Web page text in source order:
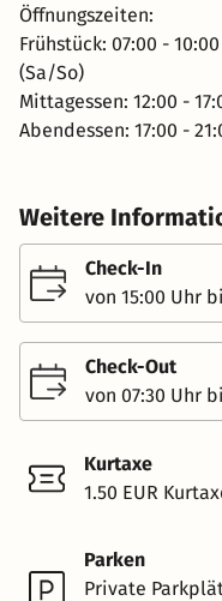
Öffnungszeiten:
Frühstück: 07:00 -
(Sa/So)
Mittagessen: 12:00 -
Abendessen: 17:00 -
Weitere
Check-In
von 15:00 Uhr
Check-Out
von 07:30 Uhr
Kurtaxe
1.50 EUR
Parken
Private